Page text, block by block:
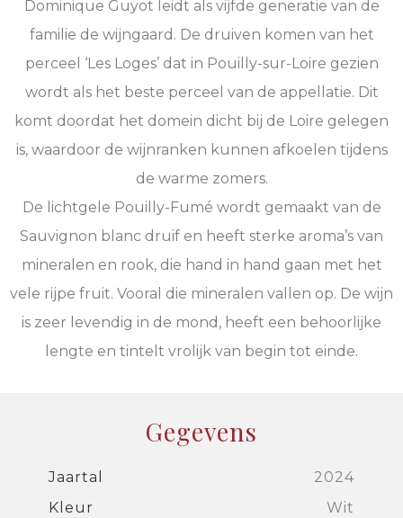
Dominique Guyot leidt als vijfde generatie van de
familie de wijngaard. De druiven komen van het
perceel ‘Les Loges’ dat in Pouilly-sur-Loire gezien
wordt als het beste perceel van de appellatie. Dit
komt doordat het domein dicht bij de Loire gelegen
is, waardoor de wijnranken kunnen afkoelen tijdens
de warme zomers.
De lichtgele Pouilly-Fumé wordt gemaakt van de
Sauvignon blanc druif en heeft sterke aroma’s van
mineralen en rook, die hand in hand gaan met het
vele rijpe fruit. Vooral die mineralen vallen op. De wijn
is zeer levendig in de mond, heeft een behoorlijke
lengte en tintelt vrolijk van begin tot einde.
Gegevens
Jaartal
2024
Kleur
Wit